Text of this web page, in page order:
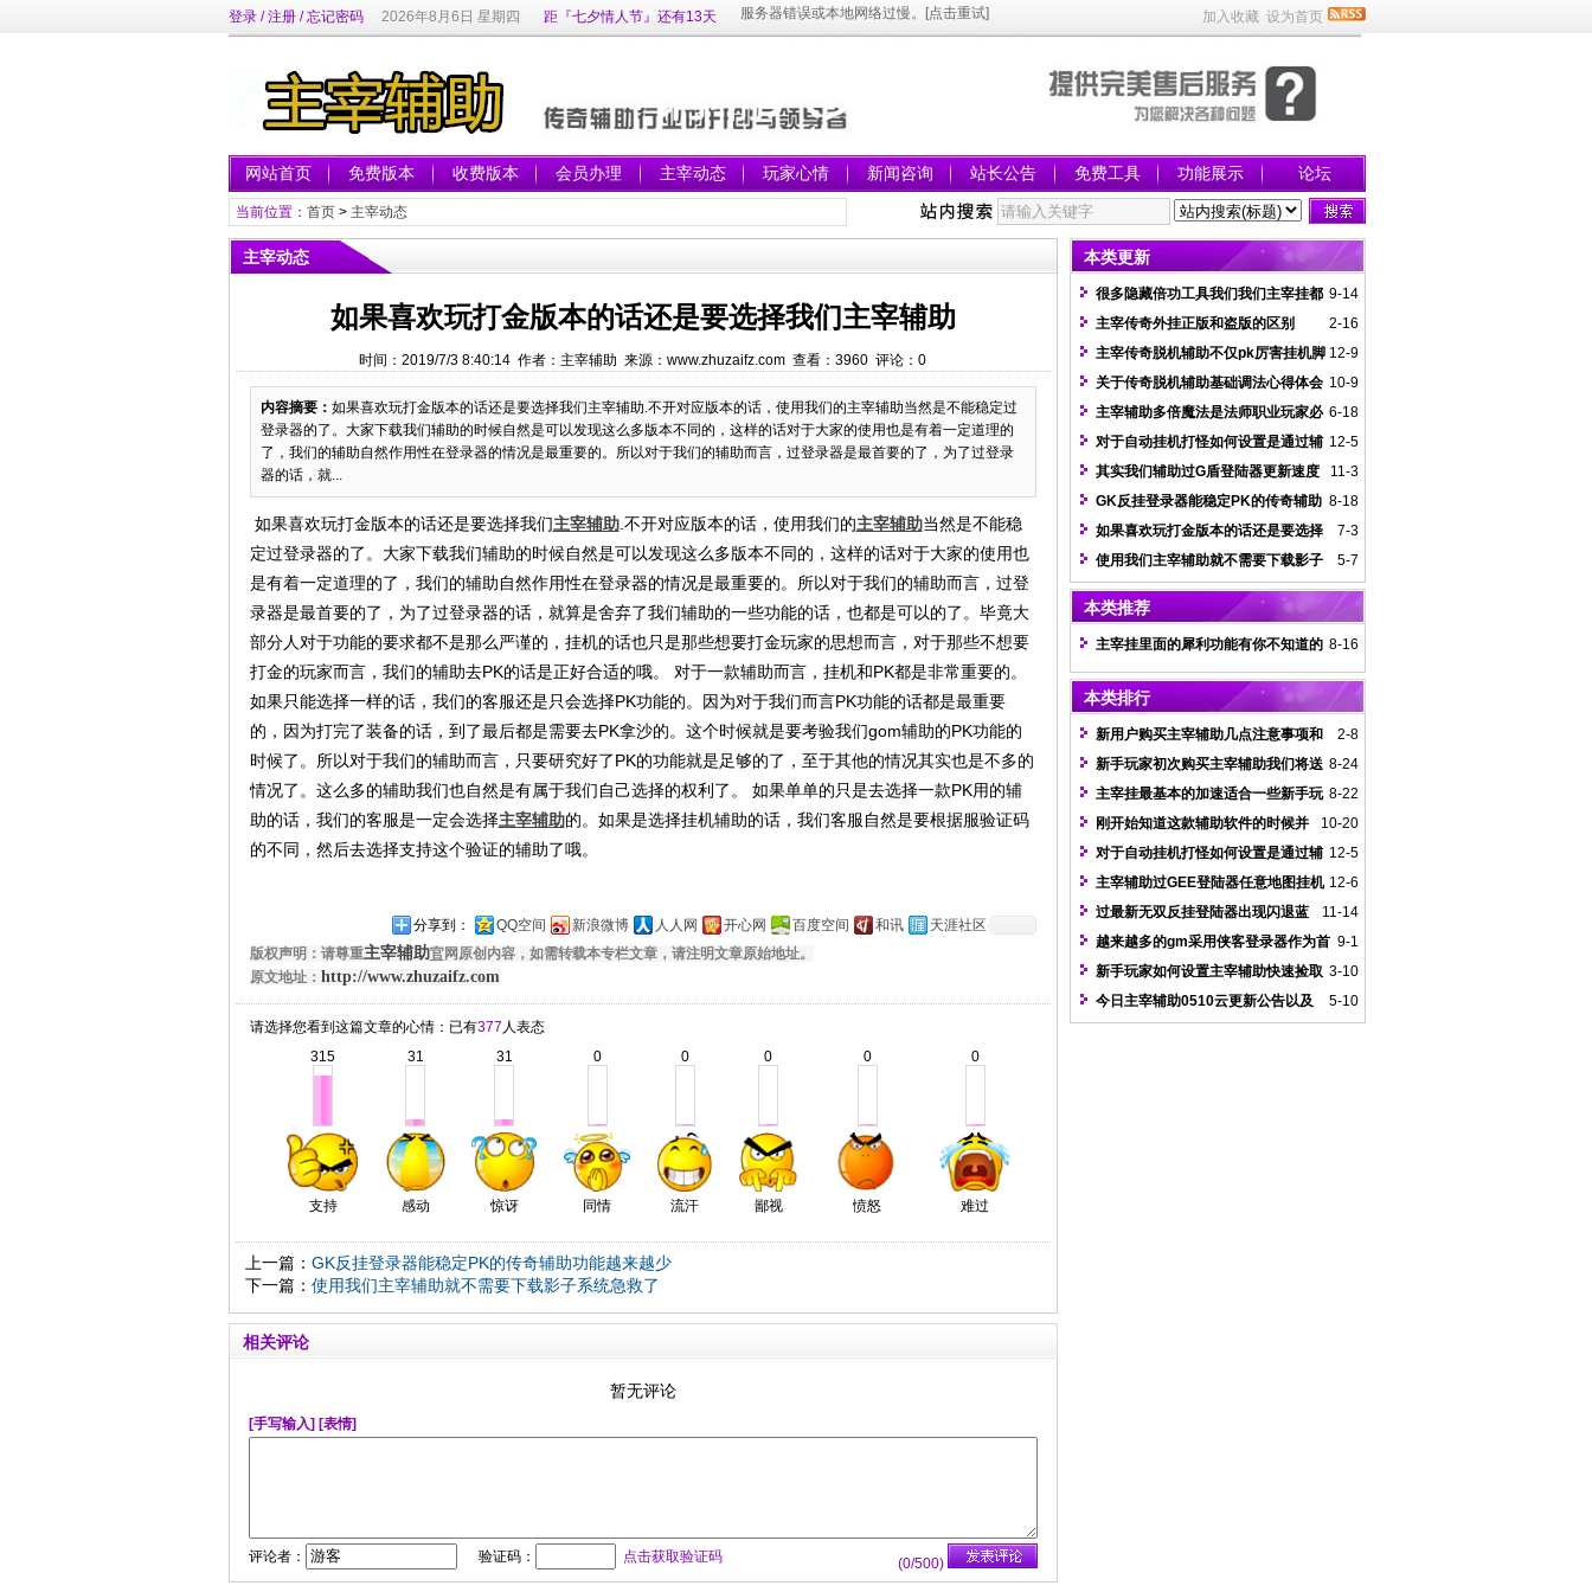
登录/注册/忘记密码 2026年8月6日 星期四 距『七夕情人节』还有13天 加入收藏 设为首页
网站首页 免费版本 收费版本 会员办理 主宰动态 玩家心情 新闻咨询 站长公告 免费工具 功能展示 论坛
当前位置： 首页> 主宰动态
主宰动态
如果喜欢玩打金版本的话还是要选择我们主宰辅助
时间：2019/7/3 8:40:14 作者：主宰辅助 来源：www.zhuzaifz.com 查看： 3960 评论： 0
内容摘要： 如果喜欢玩打金版本的话还是要选择我们主宰辅助.不开对应版本的话，使用我们的主宰辅助当然是不能稳定过
登录器的了。大家下载我们辅助的时候自然是可以发现这么多版本不同的，这样的话对于大家的使用也是有着一定道理的
了，我们的辅助自然作用性在登录器的情况是最重要的。所以对于我们的辅助而言，过登录器是最首要的了，为了过登录
器的话，就...
如果喜欢玩打金版本的话还是要选择我们主宰辅助.不开对应版本的话，使用我们的主宰辅助当然是不能稳
定过登录器的了。大家下载我们辅助的时候自然是可以发现这么多版本不同的，这样的话对于大家的使用也
是有着一定道理的了，我们的辅助自然作用性在登录器的情况是最重要的。所以对于我们的辅助而言，过登
录器是最首要的了，为了过登录器的话，就算是舍弃了我们辅助的一些功能的话，也都是可以的了。毕竟大
部分人对于功能的要求都不是那么严谨的，挂机的话也只是那些想要打金玩家的思想而言，对于那些不想要
打金的玩家而言，我们的辅助去PK的话是正好合适的哦。 对于一款辅助而言，挂机和PK都是非常重要的。
如果只能选择一样的话，我们的客服还是只会选择PK功能的。因为对于我们而言PK功能的话都是最重要
的，因为打完了装备的话，到了最后都是需要去PK拿沙的。这个时候就是要考验我们gom辅助的PK功能的
时候了。所以对于我们的辅助而言，只要研究好了PK的功能就是足够的了，至于其他的情况其实也是不多的
情况了。这么多的辅助我们也自然是有属于我们自己选择的权利了。 如果单单的只是去选择一款PK用的辅
助的话，我们的客服是一定会选择主宰辅助的。如果是选择挂机辅助的话，我们客服自然是要根据服验证码
的不同，然后去选择支持这个验证的辅助了哦。
分享到： QQ空间 新浪微博 人人网 开心网 百度空间 和讯
天涯社区
版权声明：请尊重主宰辅助官网原创内容，如需转载本专栏文章，请注明文章原始地址。
原文地址： http://www.zhuzaifz.com
请选择您看到这篇文章的心情：已有377 人表态
315
支持
31
感动
31
惊讶
0
同情
0
流汗
0
鄙视
0
愤怒
0
难过
上一篇： GK反挂登录器能稳定PK的传奇辅助功能越来越少
下一篇： 使用我们主宰辅助就不需要下载影子系统急救了
相关评论
暂无评论
[手写输入] [表情]
(0/500)
评论者： 验证码： 点击获取验证码
本类更新
9-14
很多隐藏倍功工具我们我们主宰挂都
没有发布
2-16
主宰传奇外挂正版和盗版的区别
12-9
主宰传奇脱机辅助不仅pk厉害挂机脚
本也很强大
10-9
关于传奇脱机辅助基础调法心得体会
6-18
主宰辅助多倍魔法是法师职业玩家必
选功能
12-5
对于自动挂机打怪如何设置是通过辅
助录制生成脚本
11-3
其实我们辅助过G盾登陆器更新速度
还是比较快的
8-18
GK反挂登录器能稳定PK的传奇辅助
功能越来越少
7-3
如果喜欢玩打金版本的话还是要选择
我们主宰辅助
5-7
使用我们主宰辅助就不需要下载影子
系统急救了
本类推荐
8-16
主宰挂里面的犀利功能有你不知道的
一些秘密
本类排行
2-8
新用户购买主宰辅助几点注意事项和
防盗方法
8-24
新手玩家初次购买主宰辅助我们将送
IP网络加速器
8-22
主宰挂最基本的加速适合一些新手玩
家对服的一种体验
10-20
刚开始知道这款辅助软件的时候并
不明白这款辅助软件究竟有什么魔力 12-5
对于自动挂机打怪如何设置是通过辅
助录制生成脚本
12-6
主宰辅助过GEE登陆器任意地图挂机
脚本编辑视频教程
11-14
过最新无双反挂登陆器出现闪退蓝
屏情况解决办法
9-1
越来越多的gm采用侠客登录器作为首
选开区工具
3-10
新手玩家如何设置主宰辅助快速捡取
物品功能
5-10
今日主宰辅助0510云更新公告以及